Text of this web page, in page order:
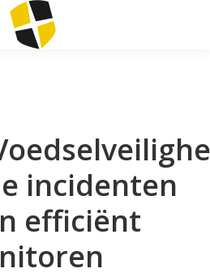
incidenten
efficiënt